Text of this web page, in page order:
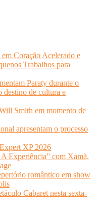
Coração Acelerado e
Trabalhos para
Paraty durante o
destino de cultura e
Smith em momento de
apresentam o processo
XP 2026
Experiência” com Xamã,
romântico em show
Cabaret nesta sexta-